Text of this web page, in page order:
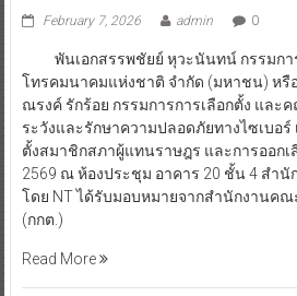
February 7, 2026 admin 0
พันเอกสรรพชัยย์ หุวะนันทน์ กรรมกา
โทรคมนาคมแห่งชาติ จำกัด (มหาชน) หรื
ณรงค์ รักร้อย กรรมการการเลือกตั้ง และ
ระวังและรักษาความปลอดภัยทางไซเบอ
ตั้งสมาชิกสภาผู้แทนราษฎร และการออกเ
2569 ณ ห้องประชุม อาคาร 20 ชั้น 4
โดย NT ได้รับมอบหมายจากสำนักงานคณ
(กกต.)
Read More